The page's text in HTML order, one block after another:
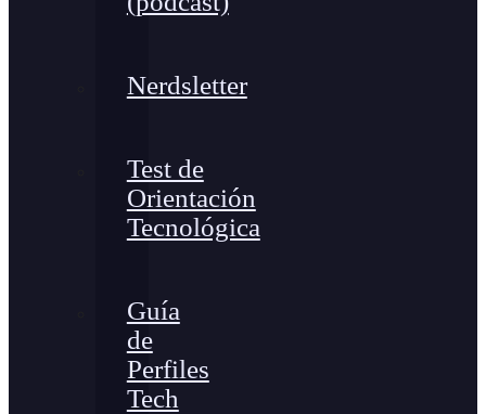
Nerdsletter
Test de
Orientación
Tecnológica
Guía
de
Perfiles
Tech